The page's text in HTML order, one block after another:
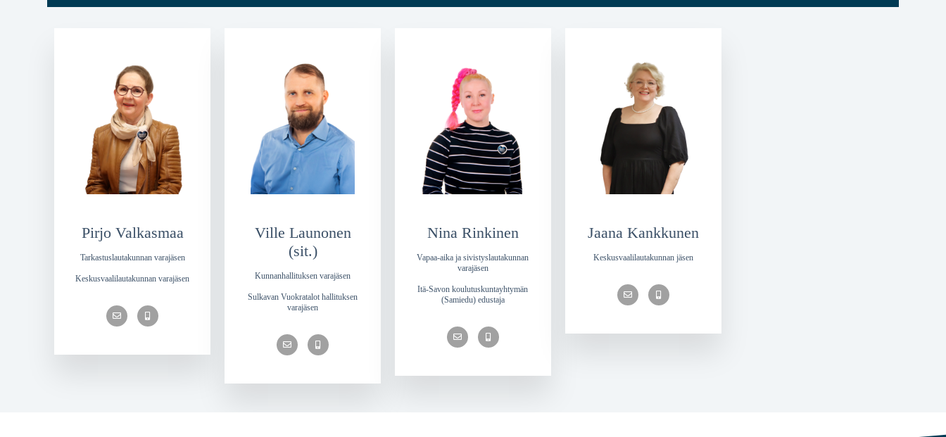
Pirjo Valkasmaa
Tarkastuslautakunnan varajäsen
Keskusvaalilautakunnan varajäsen
Ville Launonen
(sit.)
Kunnanhallituksen varajäsen
Sulkavan Vuokratalot hallituksen
varajäsen
Nina Rinkinen
Vapaa-aika ja sivistyslautakunnan
varajäsen
Itä-Savon koulutuskuntayhtymän
(Samiedu) edustaja
Jaana Kankkunen
Keskusvaalilautakunnan jäsen